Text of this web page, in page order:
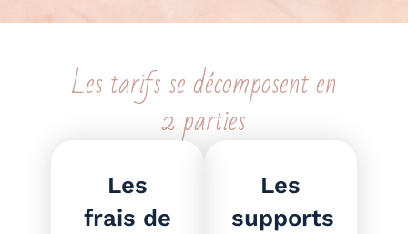
Les tarifs se décomposent en
2 parties
Les
frais de
Les
supports